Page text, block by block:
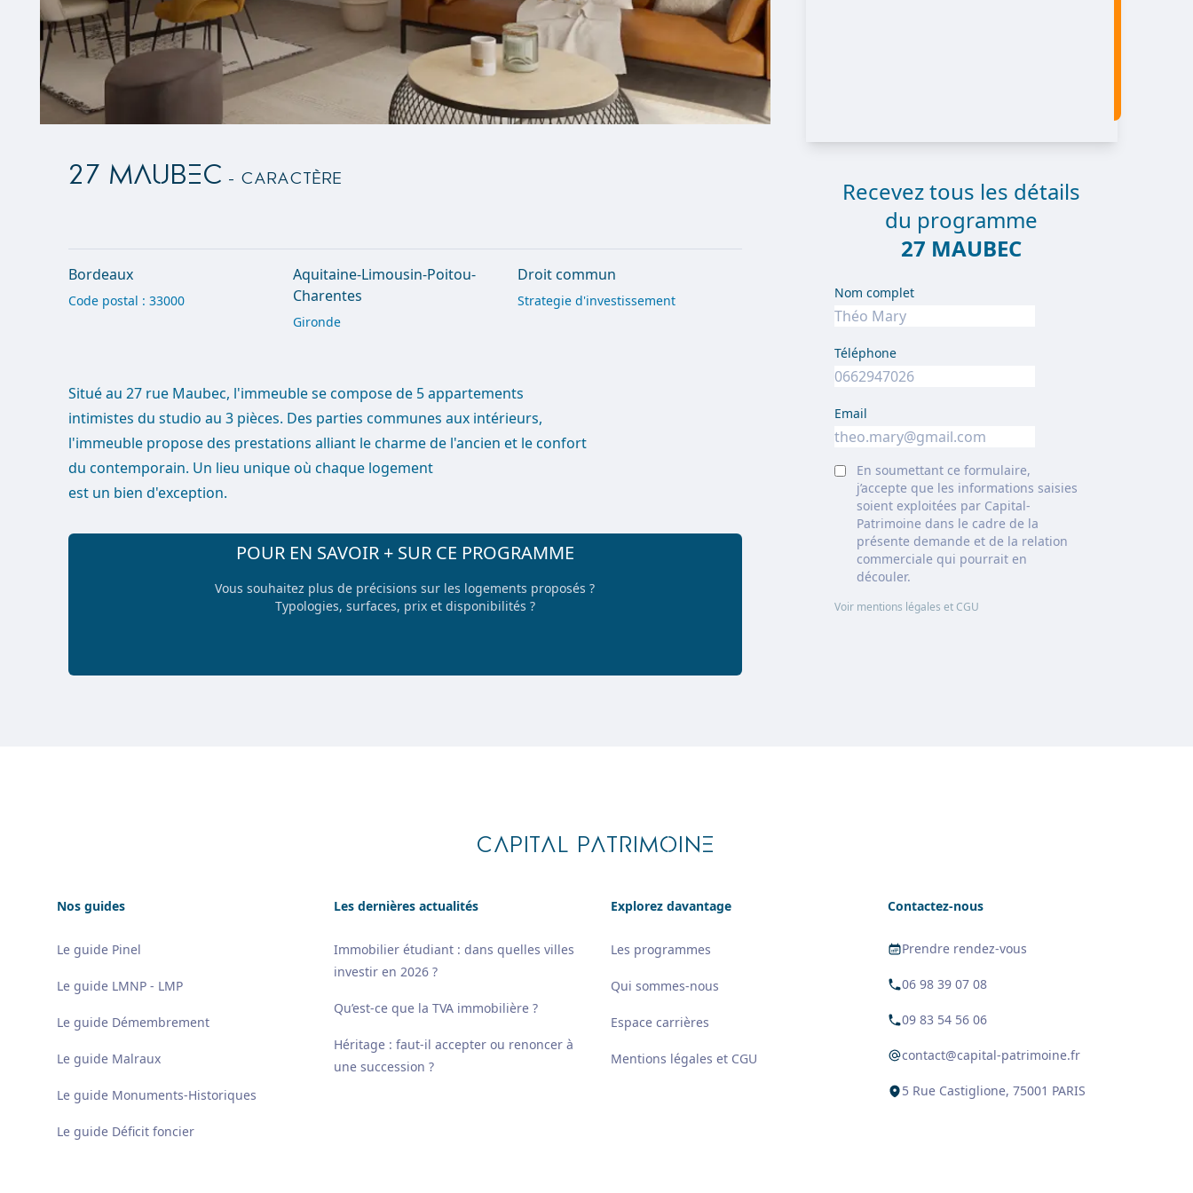
27 MAUBEC - Caractère
Bordeaux
Code postal : 33000
Aquitaine-Limousin-Poitou-
Charentes
Gironde
Droit commun
Strategie d'investissement
Situé au 27 rue Maubec, l'immeuble se compose de 5 appartements
intimistes du studio au 3 pièces. Des parties communes aux intérieurs,
l'immeuble propose des prestations alliant le charme de l'ancien et le confort
du contemporain. Un lieu unique où chaque logement
est un bien d'exception.
POUR EN SAVOIR + SUR CE PROGRAMME
Vous souhaitez plus de précisions sur les logements proposés ?
Typologies, surfaces, prix et disponibilités ?
Recevez tous les détails
du programme
27 MAUBEC
Nom complet
Téléphone
Email
En soumettant ce formulaire,
j’accepte que les informations saisies
soient exploitées par Capital-
Patrimoine dans le cadre de la
présente demande et de la relation
commerciale qui pourrait en
découler.
Voir mentions légales et CGU
CAPITAL PATRIMOINE
Nos guides
Le guide Pinel
Le guide LMNP - LMP
Le guide Démembrement
Le guide Malraux
Le guide Monuments-Historiques
Le guide Déficit foncier
Les dernières actualités
Immobilier étudiant : dans quelles villes
investir en 2026 ?
Qu’est-ce que la TVA immobilière ?
Héritage : faut-il accepter ou renoncer à
une succession ?
Explorez davantage
Les programmes
Qui sommes-nous
Espace carrières
Mentions légales et CGU
Contactez-nous
Prendre rendez-vous
06 98 39 07 08
09 83 54 56 06
contact@capital-patrimoine.fr
5 Rue Castiglione, 75001 PARIS